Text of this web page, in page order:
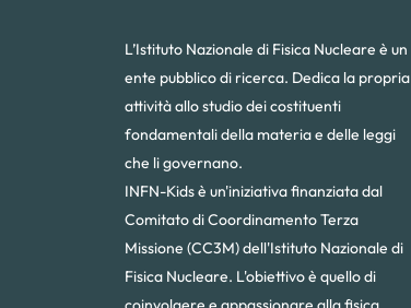
L’Istituto Nazionale di Fisica Nucleare è un
ente pubblico di ricerca. Dedica la propria
attività allo studio dei costituenti
fondamentali della materia e delle leggi
che li governano.
INFN-Kids è un'iniziativa finanziata dal
Comitato di Coordinamento Terza
Missione (CC3M) dell'Istituto Nazionale di
Fisica Nucleare. L'obiettivo è quello di